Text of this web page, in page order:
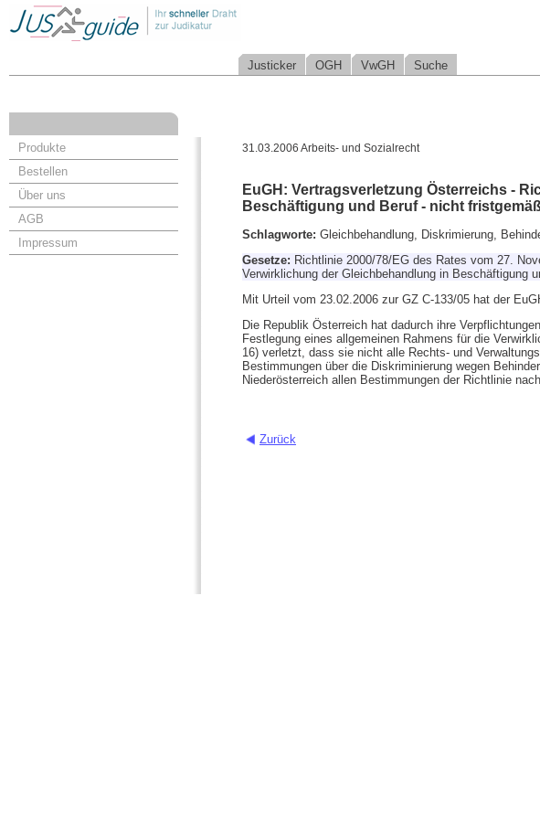
Justicker OGH VwGH Suche
Produkte
Bestellen
Über uns
AGB
Impressum
31.03.2006 Arbeits- und Sozialrecht
EuGH: Vertragsverletzung Österreichs -
Beschäftigung und Beruf - nicht
Schlagworte: Gleichbehandlung, Diskrimierung,
Gesetze: Richtlinie 2000/78/EG des Rates vom 27.
Verwirklichung der Gleichbehandlung in Beschäftigung
Mit Urteil vom 23.02.2006 zur GZ C-133/05 hat der
Die Republik Österreich hat dadurch ihre
Festlegung eines allgemeinen Rahmens für die
16) verletzt, dass sie nicht alle Rechts- und
Bestimmungen über die Diskriminierung wegen
Niederösterreich allen Bestimmungen der Richtlinie
Zurück